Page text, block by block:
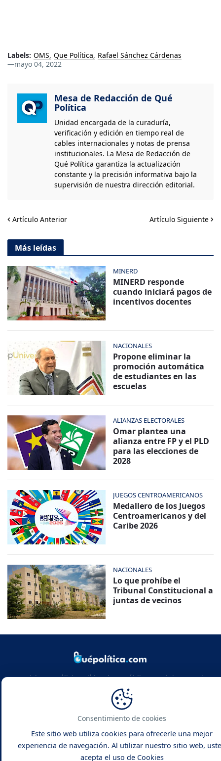
Labels: OMS Que Política Rafael Sánchez Cárdenas
—mayo 04, 2022
Mesa de Redacción de Qué
Política
Unidad encargada de la curaduría,
verificación y edición en tiempo real de
cables internacionales y notas de prensa
institucionales. La Mesa de Redacción de
Qué Política garantiza la actualización
constante y la precisión informativa bajo la
supervisión de nuestra dirección editorial.
Artículo Anterior Artículo Siguiente
Más leídas
MINERD
MINERD responde
cuando iniciará pagos de
incentivos docentes
NACIONALES
Propone eliminar la
promoción automática
de estudiantes en las
escuelas
ALIANZAS ELECTORALES
Omar plantea una
alianza entre FP y el PLD
para las elecciones de
2028
JUEGOS CENTROAMERICANOS
Medallero de los Juegos
Centroamericanos y del
Caribe 2026
NACIONALES
Lo que prohíbe el
Tribunal Constitucional a
juntas de vecinos
Noticias y análisis político de República Dominicana y el
mundo. Infórmate con rigor, actualidad y las claves de la
política global.
Consentimiento de cookies
Este sitio web utiliza cookies para ofrecerle una mejor
experiencia de navegación. Al utilizar nuestro sitio web,
acepta el uso de Cookies